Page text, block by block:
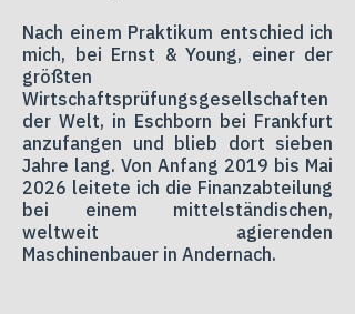
Nach einem Praktikum entschied ich
mich, bei Ernst & Young, einer der
größten
Wirtschaftsprüfungsgesellschaften
der Welt, in Eschborn bei Frankfurt
anzufangen und blieb dort sieben
Jahre lang. Von Anfang 2019 bis Mai
2026 leitete ich die Finanzabteilung
bei einem mittelständischen,
weltweit agierenden
Maschinenbauer in Andernach.